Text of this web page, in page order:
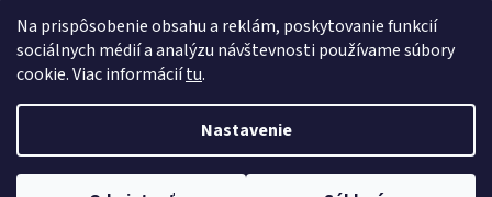
Na prispôsobenie obsahu a reklám, poskytovanie funkcií
sociálnych médií a analýzu návštevnosti používame súbory
cookie. Viac informáciítu.
Nastavenie
Obchodné podmienky
Podmienky ochrany osobných údajov
Vytvoril Shoptet